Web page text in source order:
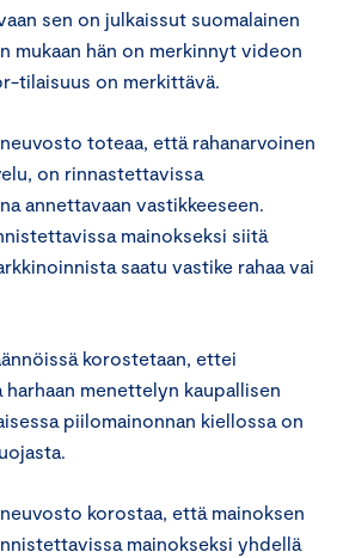
sen on julkaissut suomalainen
mukaan hän on merkinnyt videon
tilaisuus on merkittävä.
toteaa, että rahanarvoinen
on rinnastettavissa
annettavaan vastikkeeseen.
mainokseksi siitä
saatu vastike rahaa vai
korostetaan, ettei
menettelyn kaupallisen
piilomainonnan kiellossa on
korostaa, että mainoksen
mainokseksi yhdellä